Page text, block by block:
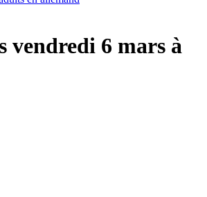
vendredi 6 mars à